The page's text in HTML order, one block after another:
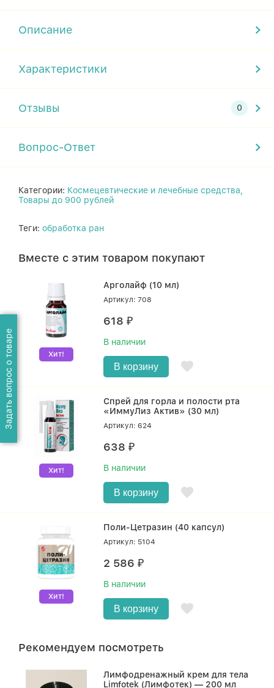
Описание
Характеристики
Отзывы
Вопрос-Ответ
Категории: Космецевтические и лечебные средства,
Товары до 900 рублей
Теги: обработка ран
Вместе с этим товаром покупают
Хит!
Арголайф (10 мл)
Артикул: 708
618₽
В наличии
В корзину
Хит!
Спрей для горла и полости рта
«ИммуЛиз Актив» (30 мл)
Артикул: 624
638₽
В наличии
В корзину
Хит!
Поли-Цетразин (40 капсул)
Артикул: 5104
2 586₽
В наличии
В корзину
Рекомендуем посмотреть
Лимфодренажный крем для тела
Limfotek (Лимфотек) — 200 мл
Задать вопрос о товаре